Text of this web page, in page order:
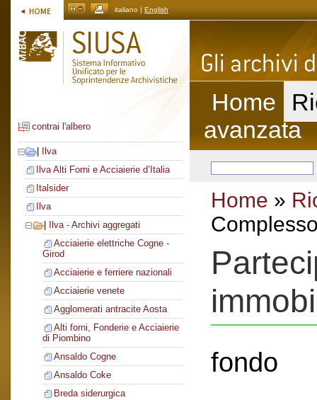
italiano | English
contrai l'albero
Ilva
Ilva Alti Forni e Acciaierie d’Italia
Italsider
Ilva
Ilva - Archivi aggregati
Acciaierie elettriche Cogne -
Girod
Acciaierie e ferriere nazionali
Acciaierie venete
Agglomerati antracite Aosta
Alti forni, Fonderie e Acciaierie
di Piombino
Ansaldo Cogne
Ansaldo Coke
Breda siderurgica
Home
avanzata
Home »
fondo